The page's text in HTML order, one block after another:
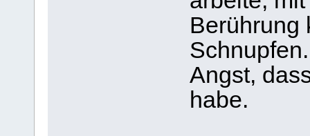
Berührung
Angst,
habe.